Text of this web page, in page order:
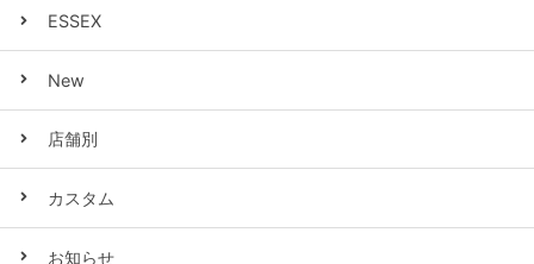
ESSEX
New
店舗別
カスタム
お知らせ